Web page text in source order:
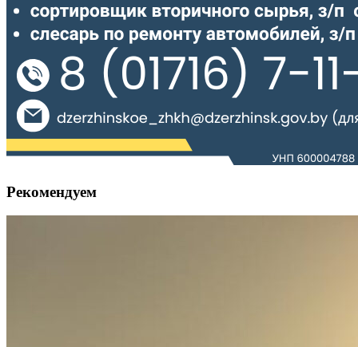
Рекомендуем